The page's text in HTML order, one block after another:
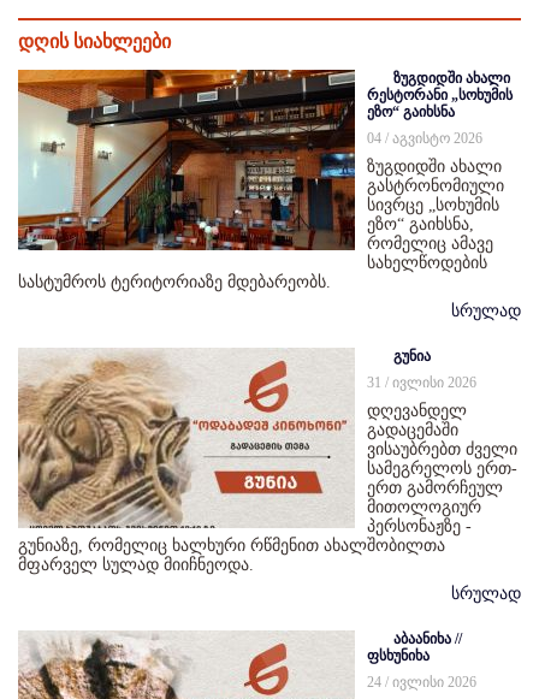
დღის სიახლეები
ზუგდიდში ახალი
რესტორანი „სოხუმის
ეზო“ გაიხსნა
04 / აგვისტო 2026
ზუგდიდში ახალი
გასტრონომიული
სივრცე „სოხუმის
ეზო“ გაიხსნა,
რომელიც ამავე
სახელწოდების
სასტუმროს ტერიტორიაზე მდებარეობს.
სრულად
გუნია
31 / ივლისი 2026
დღევანდელ
გადაცემაში
ვისაუბრებთ ძველი
სამეგრელოს ერთ-
ერთ გამორჩეულ
მითოლოგიურ
პერსონაჟზე -
გუნიაზე, რომელიც ხალხური რწმენით ახალშობილთა
მფარველ სულად მიიჩნეოდა.
სრულად
აბაანიხა //
ფსხუნიხა
24 / ივლისი 2026